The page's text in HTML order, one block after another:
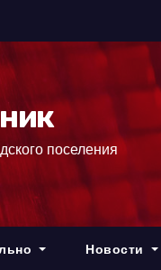
поселения
Новости